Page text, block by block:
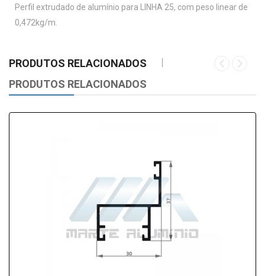
Perfil extrudado de alumínio para LINHA 25, com peso linear de
0,472kg/m.
PRODUTOS RELACIONADOS
PRODUTOS RELACIONADOS